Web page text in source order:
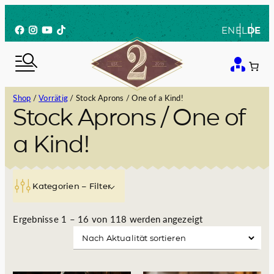
Inhalt
springen
Facebook
Instagram
YouTube
TikTok ENEL DE
Shop /Vorrätig / Stock Aprons / One of a Kind!
Stock Aprons / One of
a Kind!
Kategorien – Filter
Ergebnisse 1 – 16 von 118 werden angezeigtN
c